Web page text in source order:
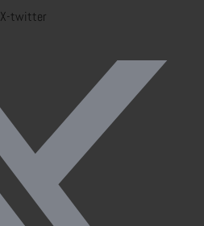
X-twitter